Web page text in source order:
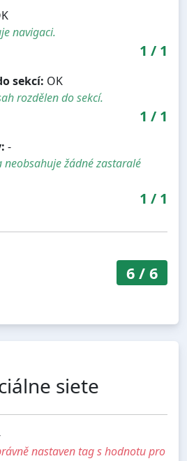
navigaci.
1 / 1
sekcí: OK
rozdělen do sekcí.
1 / 1
-
neobsahuje žádné zastaralé
1 / 1
6/ 6
siete
nastaven tag s hodnotu pro